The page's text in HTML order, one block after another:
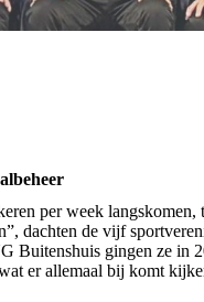
per week
dachten de vijf
Buitenshuis gingen ze in
er allemaal bij komt